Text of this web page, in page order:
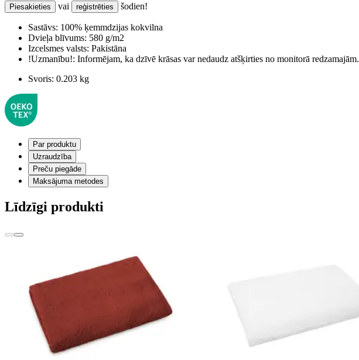
Piesakieties vai reģistrēties šodien!
Sastāvs: 100% ķemmdzijas kokvilna
Dvieļa blīvums: 580 g/m2
Izcelsmes valsts: Pakistāna
!Uzmanību!: Informējam, ka dzīvē krāsas var nedaudz atšķirties no monitorā redzamajām.
Svoris: 0.203 kg
Par produktu
Uzraudzība
Preču piegāde
Maksājuma metodes
Līdzīgi produkti